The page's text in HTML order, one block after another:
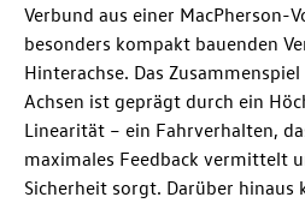
Verbund aus einer MacPherson-
besonders kompakt bauenden
Hinterachse. Das
Achsen ist geprägt durch ein
Linearität – ein Fahrverhalten,
maximales Feedback vermittelt
Sicherheit sorgt. Darüber hinaus